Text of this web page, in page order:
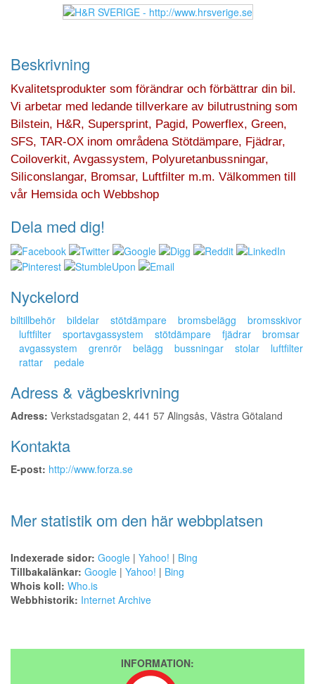
Beskrivning
Kvalitetsprodukter som förändrar och förbättrar din bil.
Vi arbetar med ledande tillverkare av bilutrustning som
Bilstein, H&R, Supersprint, Pagid, Powerflex, Green,
SFS, TAR-OX inom områdena Stötdämpare, Fjädrar,
Coiloverkit, Avgassystem, Polyuretanbussningar,
Siliconslangar, Bromsar, Luftfilter m.m. Välkommen till
vår Hemsida och Webbshop
Dela med dig!
Nyckelord
biltillbehör bildelar stötdämpare bromsbelägg
bromsskivor
luftfilter
sportavgassystem stötdämpare fjädrar
bromsar
avgassystem
grenrör belägg bussningar stolar
luftfilter
rattar
pedale
Adress & vägbeskrivning
Adress: Verkstadsgatan 2, 441 57 Alingsås, Västra Götaland
Kontakta
E-post: http://www.forza.se
Mer statistik om den här webbplatsen
Indexerade sidor: Google | Yahoo! | Bing
Tillbakalänkar: Google | Yahoo! | Bing
Whois koll: Who.is
Webbhistorik: Internet Archive
INFORMATION: